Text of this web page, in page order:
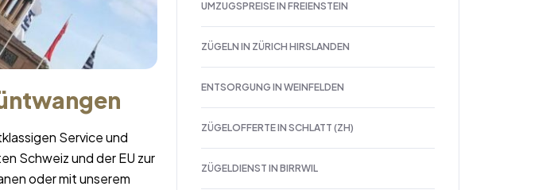
Service und
Schweiz und der EU zur
oder mit unserem
UMZUGSPREISE IN FREIENSTEIN
ZÜGELN IN ZÜRICH HIRSLANDEN
ENTSORGUNG IN WEINFELDEN
ZÜGELOFFERTE IN SCHLATT (ZH)
ZÜGELDIENST IN BIRRWIL